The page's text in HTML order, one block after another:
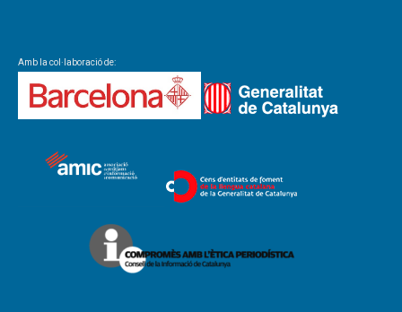
Amb la col·laboració de: